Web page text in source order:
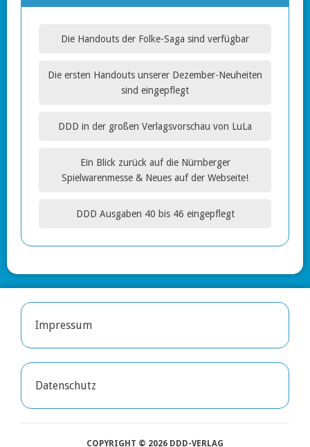
Die Handouts der Folke-Saga sind verfügbar
Die ersten Handouts unserer Dezember-Neuheiten
sind eingepflegt
DDD in der großen Verlagsvorschau von LuLa
Ein Blick zurück auf die Nürnberger
Spielwarenmesse & Neues auf der Webseite!
DDD Ausgaben 40 bis 46 eingepflegt
Impressum
Datenschutz
COPYRIGHT © 2026 DDD-VERLAG